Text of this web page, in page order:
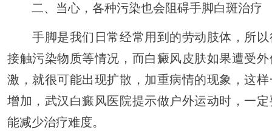
二、当心，各种污染也会阻碍手脚白斑治疗
手脚是我们日常经常用到的劳动肢体，所以
接触污染物质等情况，而白癜风皮肤如果遭受
激，就很可能出现扩散，加重病情的现象，这
增加，武汉白癜风医院提示做户外运动时，一
能减少治疗难度。